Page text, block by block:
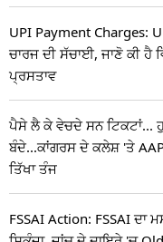
UPI Payment Charges:
ਚਾਰਜ ਦੀ ਸੱਚਾਈ, ਜਾਣੋ ਕੀ ਹੈ
ਪ੍ਰਸਤਾਵ
ਪੈਸੇ ਲੈ ਕੇ ਵੇਚਦੇ ਸਨ ਟਿਕਟਾਂ...
ਬੰਦੇ...ਕਾਂਗਰਸ ਦੇ ਕਲੇਸ਼ 'ਤੇ
ਤਿੱਖਾ ਤੰਜ
FSSAI Action: FSSAI ਦਾ